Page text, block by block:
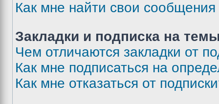
Как мне найти свои
Закладки и подписка на
Чем отличаются закладки от
Как мне подписаться на
Как мне отказаться от